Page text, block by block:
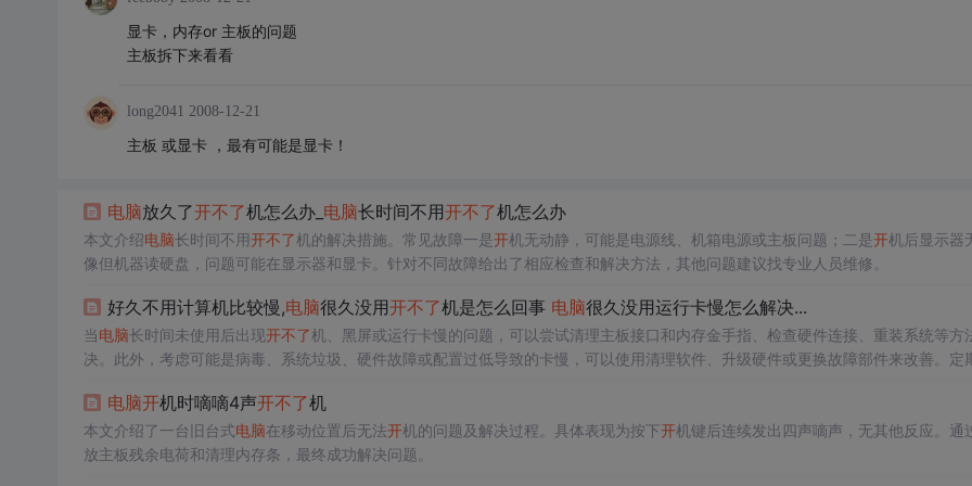
显卡，内存or 主板的问题
主板拆下来看看
long2041 2008-12-21
主板 或显卡 ，最有可能是显卡！
电脑放久了开不了机怎么办_ 电脑长时间不用开不了机怎么办
本文介绍电脑长时间不用开不了机的解决措施。常见故障一是开机无动静，可能是电源线、机箱电源或主板问题；二是开机后显示器
像但机器读硬盘，问题可能在显示器和显卡。针对不同故障给出了相应检查和解决方法，其他问题建议找专业人员维修。
好久不用计算机比较慢,电脑很久没用开不了机是怎么回事 电脑很久没用运行卡慢怎么解决...
当电脑长时间未使用后出现开不了机、黑屏或运行卡慢的问题，可以尝试清理主板接口和内存金手指、检查硬件连接、重装系统等方
决。此外，考虑可能是病毒、系统垃圾、硬件故障或配置过低导致的卡慢，可以使用清理软件、升级硬件或更换故障部件来改善。定
电脑开机时嘀嘀4声开不了机
本文介绍了一台旧台式电脑在移动位置后无法开机的问题及解决过程。具体表现为按下开机键后连续发出四声嘀声，无其他反应。通
放主板残余电荷和清理内存条，最终成功解决问题。